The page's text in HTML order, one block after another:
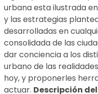
urbana esta ilustrada
y las estrategias
desarrolladas en
consolidada de las
dar conciencia a los
urbano de las
hoy, y proponerles
actuar. Descripción